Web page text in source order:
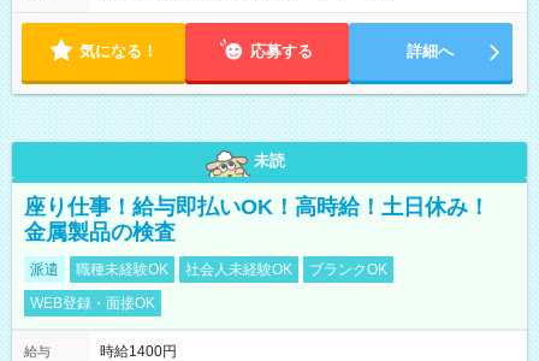
ます。 ※曜日固定（毎週同じ曜日での勤務となります）
気になる！ 応募する 詳細へ
未読
座り仕事！給与即払いOK！高時給！土日休み！
金属製品の検査
派遣 職種未経験OK 社会人未経験OK
ブランクOK
WEB登録・面接OK
給与
時給1400円